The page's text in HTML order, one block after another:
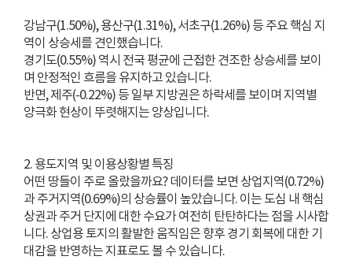
강남구(1.50%), 용산구(1.31%), 서초구(1.26%) 등 주요 핵심 지
역이 상승세를 견인했습니다.
경기도(0.55%) 역시 전국 평균에 근접한 견조한 상승세를 보이
며 안정적인 흐름을 유지하고 있습니다.
반면, 제주(-0.22%) 등 일부 지방권은 하락세를 보이며 지역별
양극화 현상이 뚜렷해지는 양상입니다.
2. 용도지역 및 이용상황별 특징
어떤 땅들이 주로 올랐을까요? 데이터를 보면 상업지역(0.72%)
과 주거지역(0.69%)의 상승률이 높았습니다. 이는 도심 내 핵심
상권과 주거 단지에 대한 수요가 여전히 탄탄하다는 점을 시사합
니다. 상업용 토지의 활발한 움직임은 향후 경기 회복에 대한 기
대감을 반영하는 지표로도 볼 수 있습니다.